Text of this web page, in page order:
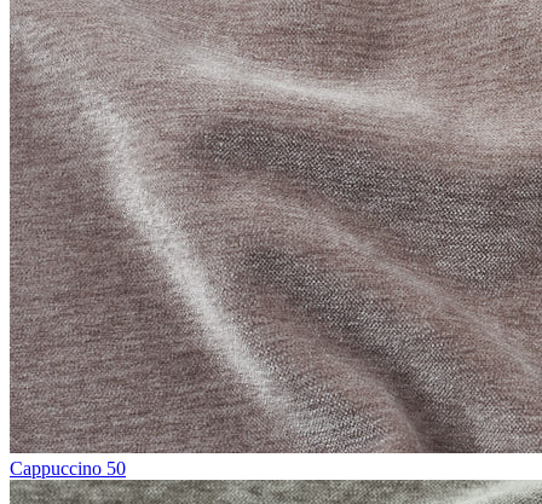
Cappuccino 50